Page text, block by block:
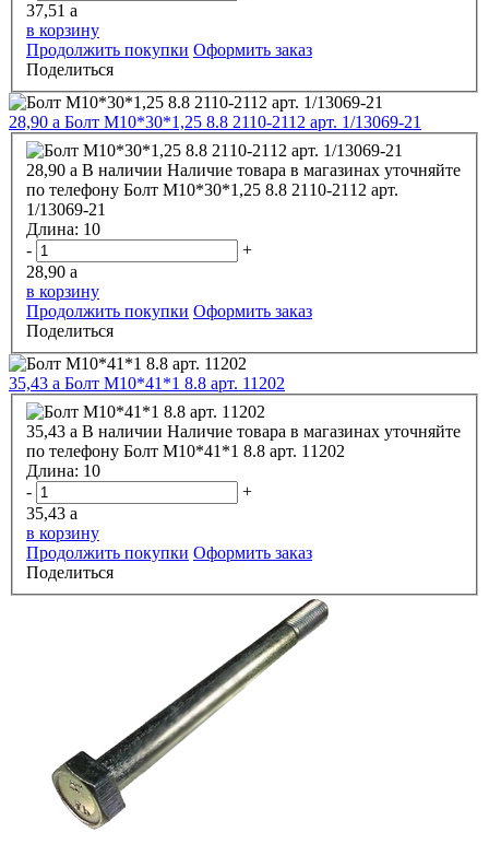
37,51 a
в корзину
Продолжить покупки Оформить заказ
Поделиться
28,90 a Болт М10*30*1,25 8.8 2110-2112 арт. 1/13069-21
28,90 a В наличии Наличие товара в магазинах уточняйте
по телефону Болт М10*30*1,25 8.8 2110-2112 арт.
1/13069-21
Длина: 10
-
+
28,90 a
в корзину
Продолжить покупки Оформить заказ
Поделиться
35,43 a Болт М10*41*1 8.8 арт. 11202
35,43 a В наличии Наличие товара в магазинах уточняйте
по телефону
Болт М10*41*1 8.8 арт. 11202
Длина: 10
-
+
35,43 a
в корзину
Продолжить покупки Оформить заказ
Поделиться